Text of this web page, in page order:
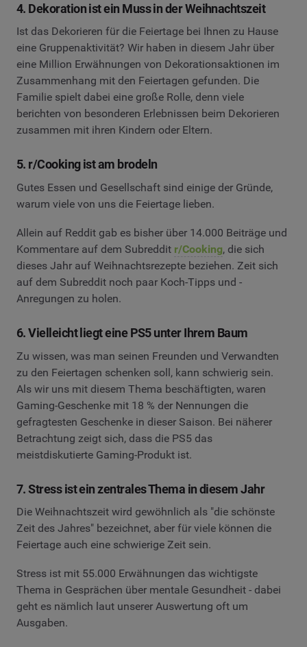
4. Dekoration ist ein Muss in der Weihnachtszeit
Ist das Dekorieren für die Feiertage bei Ihnen zu Hause
eine Gruppenaktivität? Wir haben in diesem Jahr über
eine Million Erwähnungen von Dekorationsaktionen im
Zusammenhang mit den Feiertagen gefunden. Die
Familie spielt dabei eine große Rolle, denn viele
berichten von besonderen Erlebnissen beim Dekorieren
zusammen mit ihren Kindern oder Eltern.
5. r/Cooking ist am brodeln
Gutes Essen und Gesellschaft sind einige der Gründe,
warum viele von uns die Feiertage lieben.
Allein auf Reddit gab es bisher über 14.000 Beiträge und
Kommentare auf dem Subreddit r/Cooking, die sich
dieses Jahr auf Weihnachtsrezepte beziehen. Zeit sich
auf dem Subreddit noch paar Koch-Tipps und -
Anregungen zu holen.
6. Vielleicht liegt eine PS5 unter Ihrem Baum
Zu wissen, was man seinen Freunden und Verwandten
zu den Feiertagen schenken soll, kann schwierig sein.
Als wir uns mit diesem Thema beschäftigten, waren
Gaming-Geschenke mit 18 % der Nennungen die
gefragtesten Geschenke in dieser Saison. Bei näherer
Betrachtung zeigt sich, dass die PS5 das
meistdiskutierte Gaming-Produkt ist.
7. Stress ist ein zentrales Thema in diesem Jahr
Die Weihnachtszeit wird gewöhnlich als "die schönste
Zeit des Jahres" bezeichnet, aber für viele können die
Feiertage auch eine schwierige Zeit sein.
Stress ist mit 55.000 Erwähnungen das wichtigste
Thema in Gesprächen über mentale Gesundheit - dabei
geht es nämlich laut unserer Auswertung oft um
Ausgaben.